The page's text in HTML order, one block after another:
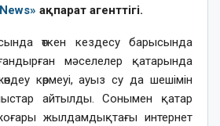
ақпарат агенттігі.
өткен кездесу барысында
мәселелер қатарында
көрмеуі, ауыз су да шешімін
айтылды. Сонымен қатар
жылдамдықтағы интернет